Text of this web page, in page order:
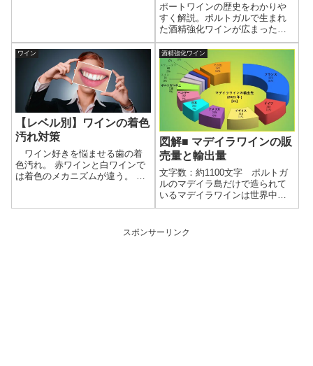
産ワインは...
ポートワインの歴史をわかりや
すく解説。ポルトガルで生まれ
た酒精強化ワインが広まった背
景や、「ポートワイン」という
名前の由来、イギリスとの関係
などを初心者向けに紹介。
ワイン
【レベル別】ワインの着色
汚れ対策
ワイン好きを悩ませる歯の着
色汚れ。 赤ワインと白ワインで
は着色のメカニズムが違う。 症
酒精強化ワイン
図解■ マデイラワインの販
売量と輸出量
文字数：約1100文字 ポルトガ
ルのマデイラ島だけで造られて
いるマデイラワインは世界中を
魅了している。マデイラワイン
的機関マデイラワイン協会
(IVBAM)が公開しているデータを
スポンサーリンク